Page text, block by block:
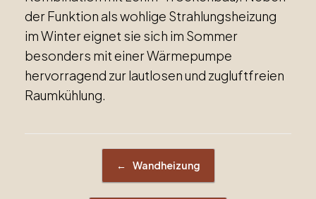
der Funktion als wohlige Strahlungsheizung
im Winter eignet sie sich im Sommer
besonders mit einer Wärmepumpe
hervorragend zur lautlosen und zugluftfreien
Raumkühlung.
← Wandheizung